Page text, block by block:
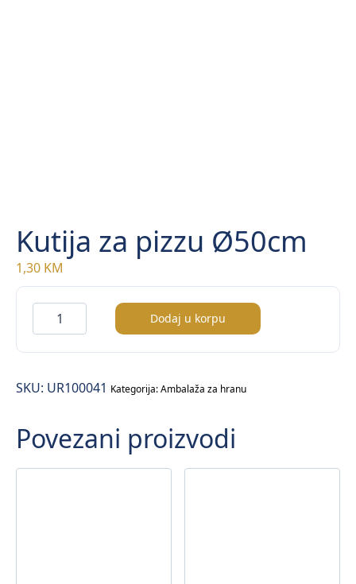
Kutija za pizzu Ø50cm
1,30 KM
Kutija
za
pizzu
količina
Dodaj u korpu
SKU: UR100041 Kategorija:Ambalaža za hranu
Povezani proizvodi